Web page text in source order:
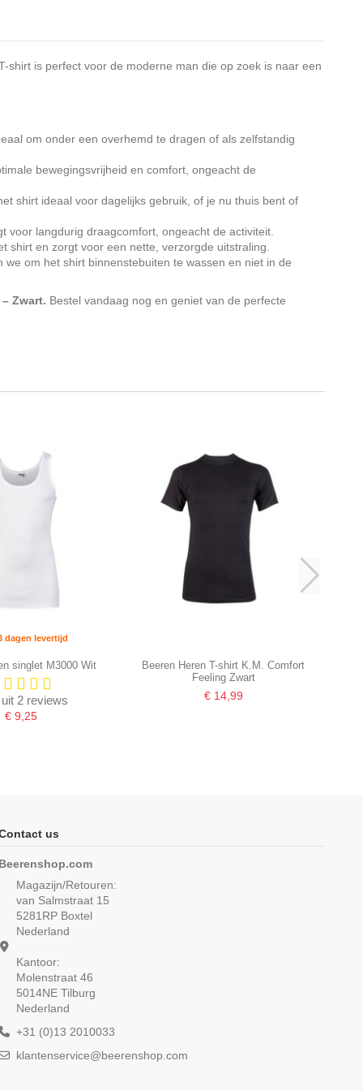
shirt is perfect voor de moderne man die op zoek is naar een
om onder een overhemd te dragen of als zelfstandig
bewegingsvrijheid en comfort, ongeacht de
shirt ideaal voor dagelijks gebruik, of je nu thuis bent of
voor langdurig draagcomfort, ongeacht de activiteit.
shirt en zorgt voor een nette, verzorgde uitstraling.
om het shirt binnenstebuiten te wassen en niet in de
Zwart. Bestel vandaag nog en geniet van de perfecte
dagen levertijd
singlet M3000 Wit
2 reviews
€ 9,25
Beeren Heren T-shirt K.M. Comfort
Feeling Zwart
€ 14,99
singlet M3000 Navy
€ 10,99
(5/5) uit 2 reviews
us
Beerenshop.com
Magazijn/Retouren:
van Salmstraat 15
5281RP Boxtel
Nederland
Kantoor:
Molenstraat 46
5014NE Tilburg
Nederland
+31 (0)13 2010033
klantenservice@beerenshop.com